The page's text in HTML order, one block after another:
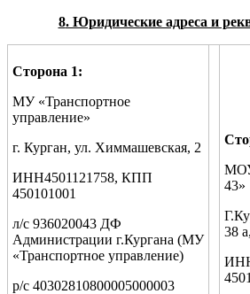
8. Юридические адреса и
Сторона 1:
МУ «Транспортное
управление»
г. Курган, ул. Химмашевская, 2
ИНН4501121758, КПП
450101001
л/с 936020043 ДФ
Администрации г.Кургана (МУ
«Транспортное управление)
р/с 40302810800005000003
43»
38 а,